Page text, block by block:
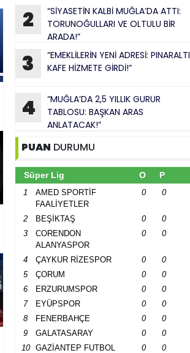
2
“SİYASETİN KALBİ MUĞLA’DA ATTI:
TORUNOĞULLARI VE OLTULU BİR
ARADA!”
3
“EMEKLİLERİN YENİ ADRESİ: PINARALTI
KAFE HİZMETE GİRDİ!”
4
“MUĞLA’DA 2,5 YILLIK GURUR
TABLOSU: BAŞKAN ARAS
ANLATACAK!”
PUAN DURUMU
Süper Lig O P
1
AMED SPORTİF
FAALİYETLER
0 0
2 BEŞİKTAŞ 0
0
3
CORENDON
ALANYASPOR
0 0
4 ÇAYKUR RİZESPOR 0
0
5
ÇORUM 0
0
6
ERZURUMSPOR 0
0
7
EYÜPSPOR 0
0
8
FENERBAHÇE 0
0
9
GALATASARAY 0
0
10
GAZİANTEP FUTBOL
0 0